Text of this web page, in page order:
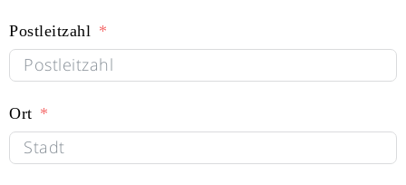
Postleitzahl
Ort